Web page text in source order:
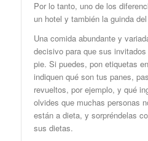
Por lo tanto, uno de los
un hotel y también la guinda
Una comida abundante y
decisivo para que sus
pie. Si puedes, pon etiquetas
indiquen qué son tus panes,
revueltos, por ejemplo, y qué
olvides que muchas personas
están a dieta, y sorpréndelas
sus dietas.